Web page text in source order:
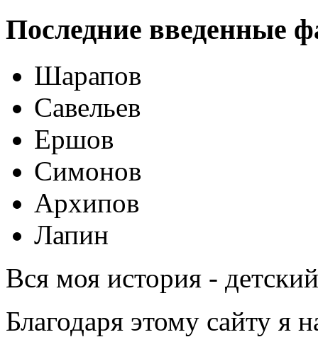
Последние введенные
Шарапов
Савельев
Ершов
Симонов
Архипов
Лапин
Вся моя история -
Благодаря этому сайту я